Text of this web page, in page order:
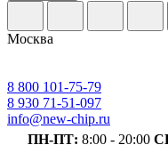
Москва
8 800 101-75-79
8 930 71-51-097
info@new-chip.ru
ПН-ПТ: 8:00 - 20:00